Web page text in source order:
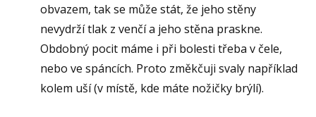
obvazem, tak se může stát, že jeho stěny
nevydrží tlak z venčí a jeho stěna praskne.
Obdobný pocit máme i při bolesti třeba v čele,
nebo ve spáncích. Proto změkčuji svaly například
kolem uší (v místě, kde máte nožičky brýlí).